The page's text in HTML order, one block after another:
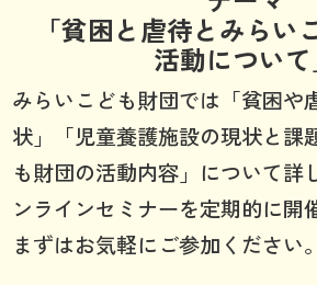
「貧困と虐待とみらい
活動について
みらいこども財団では「貧困や
状」「児童養護施設の現状と課
も財団の活動内容」について詳
ンラインセミナーを定期的に開
まずはお気軽にご参加ください。